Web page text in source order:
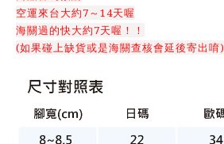
空運來台大約7～14天喔
海關過的快大約7天喔！！
(如果碰上缺貨或是海關查核會延後寄出唷)